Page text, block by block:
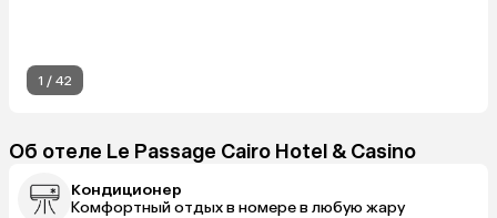
1 / 42
Об отеле Le Passage Cairo Hotel & Casino
Кондиционер
Комфортный отдых в номере в любую жару